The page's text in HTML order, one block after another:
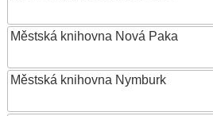
Městská knihovna Nová Paka
Městská knihovna Nymburk